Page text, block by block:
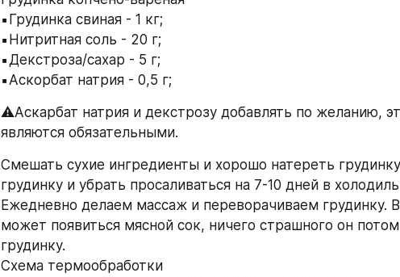
▪️Грудинка свиная - 1 кг;
▪️Нитритная соль - 20 г;
▪️Декстроза/сахар - 5 г;
▪️Аскорбат натрия - 0,5 г;
⚠️Аскарбат натрия и декстрозу добавлять по желанию,
являются обязательными.
Смешать сухие ингредиенты и хорошо натереть
грудинку и убрать просаливаться на 7-10 дней в
Ежедневно делаем массаж и переворачиваем грудинку.
может появиться мясной сок, ничего страшного он
грудинку.
Схема термообработки